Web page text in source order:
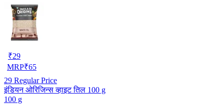
₹29
MRP₹65
29 Regular Price
इंडियन ओरिजिन्स व्हाइट तिल 100 g
100 g